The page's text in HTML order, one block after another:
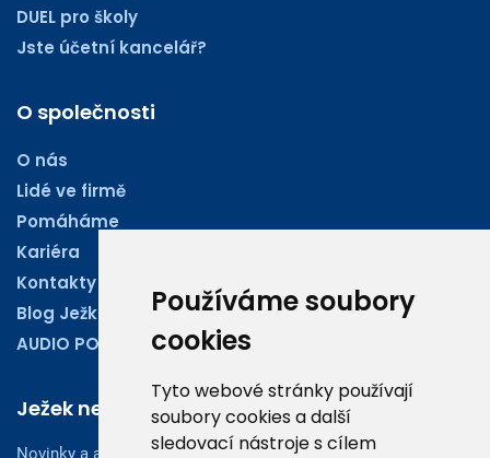
Používáme soubory
cookies
Tyto webové stránky používají
soubory cookies a další
sledovací nástroje s cílem
DUEL pro školy
Jste účetní kancelář?
O společnosti
O nás
Lidé ve firmě
Pomáháme
Kariéra
Kontakty
Blog Ježkoviny
AUDIO PODCASTY
Ježek newsletter
Novinky a aktuality z oboru účetnictví, obchodu či legislativy